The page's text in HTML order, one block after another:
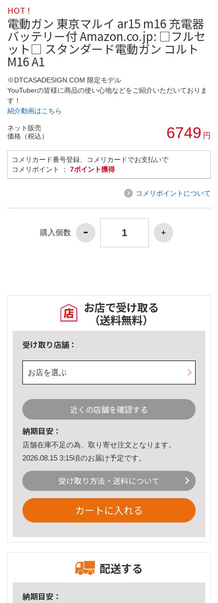
HOT !
電動ガン 東京マルイ ar15 m16 充電器
バッテリー付 Amazon.co.jp: □フルセ
ット□ スタンダード電動ガン コルト
M16 A1
※DTCASADESIGN.COM 限定モデル
YouTuberの皆様に商品の使い心地などをご紹介いただいておりま
す！
紹介動画はこちら
ネット販売
価格（税込）
6749 円
コメリカード番号登録、コメリカードでお支払いで
コメリポイント ： 7ポイント獲得
コメリポイントについて
購入個数
お店で受け取る
（送料無料）
受け取り店舗：
お店を選ぶ
近くの店舗を確認する
納期目安：
店舗在庫不足の為、取り寄せ注文となります。
2026.08.15 3:15頃のお届け予定です。
受け取り方法・送料について
カートに入れる
配送する
納期目安：